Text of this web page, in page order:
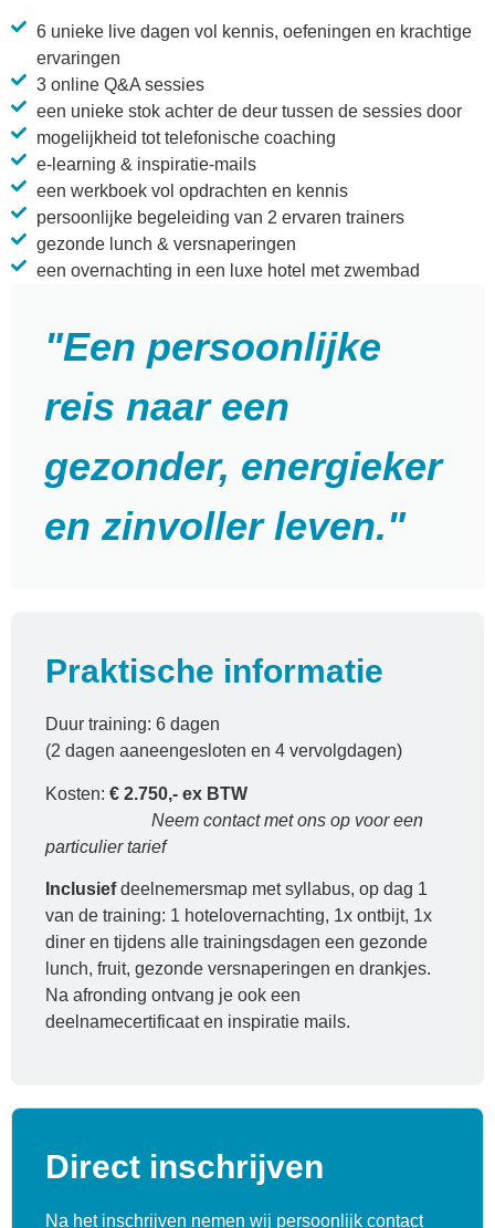
6 unieke live dagen vol kennis, oefeningen en krachtige
ervaringen
3 online Q&A sessies
een unieke stok achter de deur tussen de sessies door
mogelijkheid tot telefonische coaching
e-learning & inspiratie-mails
een werkboek vol opdrachten en kennis
persoonlijke begeleiding van 2 ervaren trainers
gezonde lunch & versnaperingen
een overnachting in een luxe hotel met zwembad
"Een persoonlijke
reis naar een
gezonder, energieker
en zinvoller leven."
Praktische informatie
Duur training: 6 dagen
(2 dagen aaneengesloten en 4 vervolgdagen)
Kosten: € 2.750,- ex BTW
Neem contact met ons op voor een
particulier tarief
Inclusiefdeelnemersmap met syllabus, op dag 1
van de training: 1 hotelovernachting, 1x ontbijt, 1x
diner en tijdens alle trainingsdagen een gezonde
lunch, fruit, gezonde versnaperingen en drankjes.
Na afronding ontvang je ook een
deelnamecertificaat en inspiratie mails.
Direct inschrijven
Na het inschrijven nemen wij persoonlijk contact